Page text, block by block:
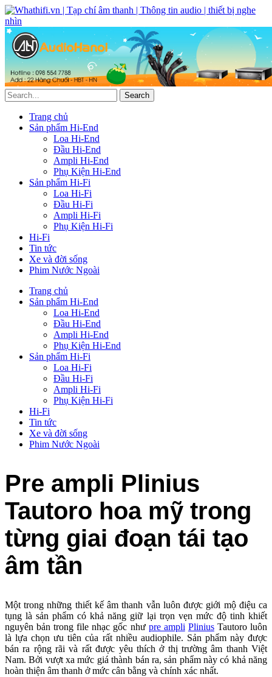
Trang chủ
Sản phẩm Hi-End
Loa Hi-End
Đầu Hi-End
Ampli Hi-End
Phụ Kiện Hi-End
Sản phẩm Hi-Fi
Loa Hi-Fi
Đầu Hi-Fi
Ampli Hi-Fi
Phụ Kiện Hi-Fi
Hi-Fi
Tin tức
Xe và đời sống
Phim Nước Ngoài
Trang chủ
Sản phẩm Hi-End
Loa Hi-End
Đầu Hi-End
Ampli Hi-End
Phụ Kiện Hi-End
Sản phẩm Hi-Fi
Loa Hi-Fi
Đầu Hi-Fi
Ampli Hi-Fi
Phụ Kiện Hi-Fi
Hi-Fi
Tin tức
Xe và đời sống
Phim Nước Ngoài
Pre ampli Plinius
Tautoro hoa mỹ trong
từng giai đoạn tái tạo
âm tần
Một trong những thiết kế âm thanh vẫn luôn được giới mộ điệu ca
tụng là sản phẩm có khả năng giữ lại trọn vẹn mức độ tinh khiết
nguyên bản trong file nhạc gốc như pre ampli PliniusTautoro luôn
là lựa chọn ưu tiên của rất nhiều audiophile. Sản phẩm này được
bán ra rộng rãi và rất được yêu thích ở thị trường âm thanh Việt
Nam. Bởi vượt xa mức giá thành bán ra, sản phẩm này có khả năng
hoàn thiện âm thanh ở mức cân bằng và chính xác nhất.